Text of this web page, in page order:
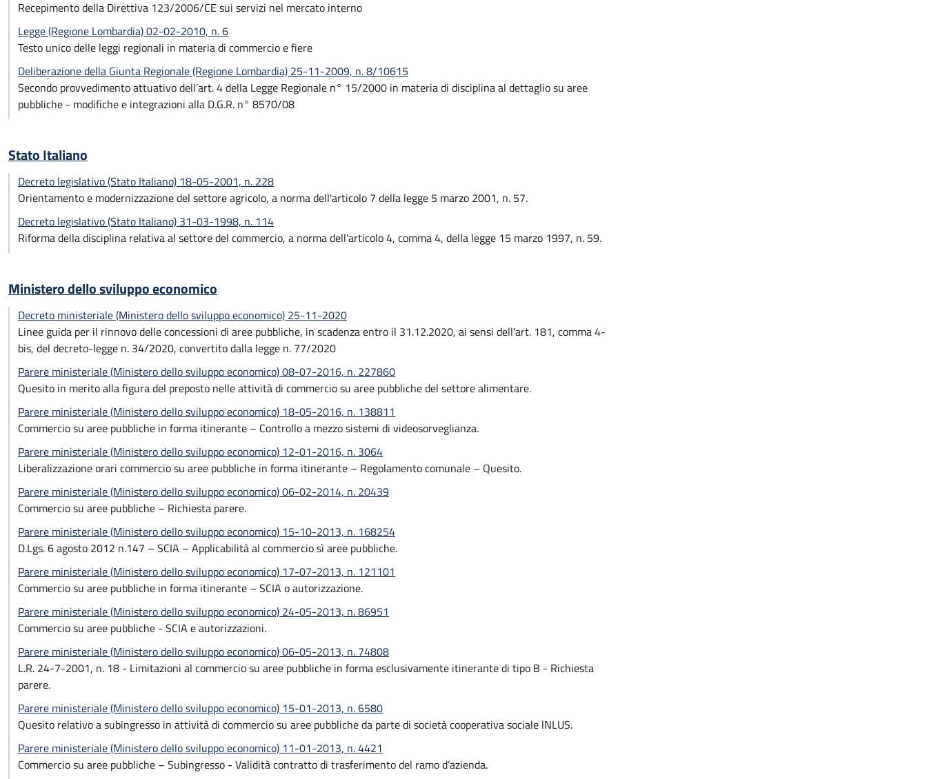
Recepimento della Direttiva 123/2006/CE sui servizi nel mercato interno
Legge (Regione Lombardia) 02-02-2010, n. 6
Testo unico delle leggi regionali in materia di commercio e fiere
Deliberazione della Giunta Regionale (Regione Lombardia) 25-11-2009, n. 8/10615
Secondo provvedimento attuativo dell’art. 4 della Legge Regionale n° 15/2000 in materia di disciplina al dettaglio su aree
pubbliche - modifiche e integrazioni alla D.G.R. n° 8570/08
Stato Italiano
Decreto legislativo (Stato Italiano) 18-05-2001, n. 228
Orientamento e modernizzazione del settore agricolo, a norma dell'articolo 7 della legge 5 marzo 2001, n. 57.
Decreto legislativo (Stato Italiano) 31-03-1998, n. 114
Riforma della disciplina relativa al settore del commercio, a norma dell'articolo 4, comma 4, della legge 15 marzo 1997, n. 59.
Ministero dello sviluppo economico
Decreto ministeriale (Ministero dello sviluppo economico) 25-11-2020
Linee guida per il rinnovo delle concessioni di aree pubbliche, in scadenza entro il 31.12.2020, ai sensi dell'art. 181, comma 4-
bis, del decreto-legge n. 34/2020, convertito dalla legge n. 77/2020
Parere ministeriale (Ministero dello sviluppo economico) 08-07-2016, n. 227860
Quesito in merito alla figura del preposto nelle attività di commercio su aree pubbliche del settore alimentare.
Parere ministeriale (Ministero dello sviluppo economico) 18-05-2016, n. 138811
Commercio su aree pubbliche in forma itinerante – Controllo a mezzo sistemi di videosorveglianza.
Parere ministeriale (Ministero dello sviluppo economico) 12-01-2016, n. 3064
Liberalizzazione orari commercio su aree pubbliche in forma itinerante – Regolamento comunale – Quesito.
Parere ministeriale (Ministero dello sviluppo economico) 06-02-2014, n. 20439
Commercio su aree pubbliche – Richiesta parere.
Parere ministeriale (Ministero dello sviluppo economico) 15-10-2013, n. 168254
D.Lgs. 6 agosto 2012 n.147 – SCIA – Applicabilità al commercio sì aree pubbliche.
Parere ministeriale (Ministero dello sviluppo economico) 17-07-2013, n. 121101
Commercio su aree pubbliche in forma itinerante – SCIA o autorizzazione.
Parere ministeriale (Ministero dello sviluppo economico) 24-05-2013, n. 86951
Commercio su aree pubbliche - SCIA e autorizzazioni.
Parere ministeriale (Ministero dello sviluppo economico) 06-05-2013, n. 74808
L.R. 24-7-2001, n. 18 - Limitazioni al commercio su aree pubbliche in forma esclusivamente itinerante di tipo B - Richiesta
parere.
Parere ministeriale (Ministero dello sviluppo economico) 15-01-2013, n. 6580
Quesito relativo a subingresso in attività di commercio su aree pubbliche da parte di società cooperativa sociale lNLUS.
Parere ministeriale (Ministero dello sviluppo economico) 11-01-2013, n. 4421
Commercio su aree pubbliche – Subingresso - Validità contratto di trasferimento del ramo d’azienda.